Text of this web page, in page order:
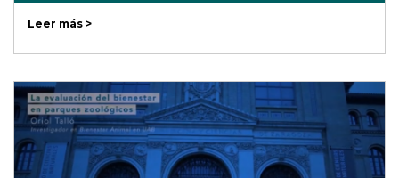
Leer más >